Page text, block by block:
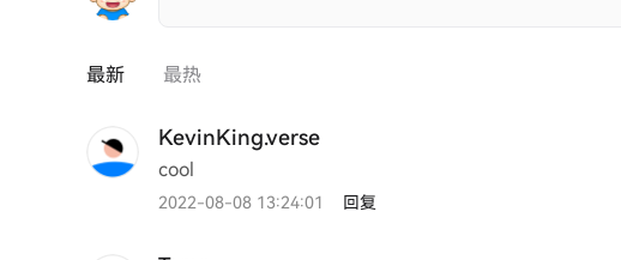
最新 最热
KevinKing.verse
cool
2022-08-08 13:24:01 回复